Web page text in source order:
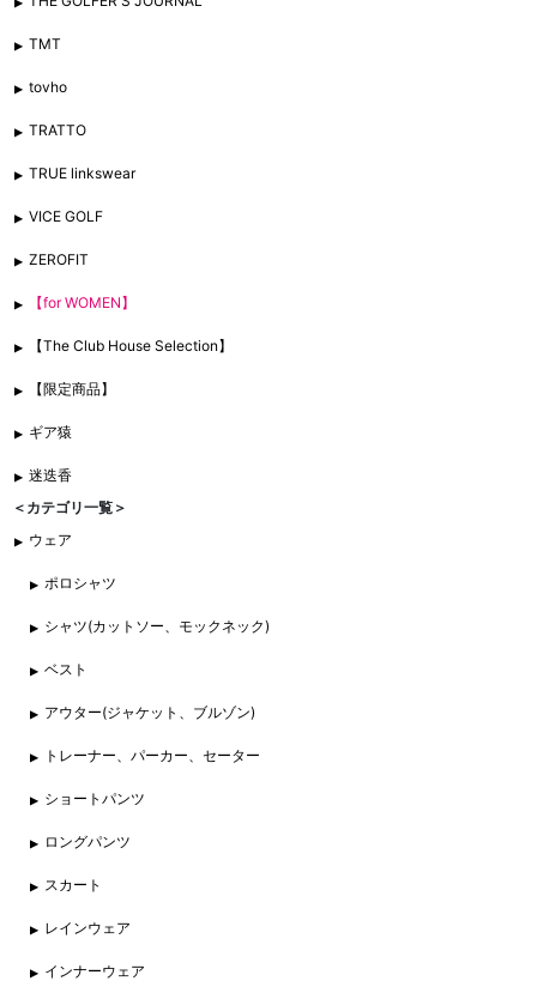
TMT
tovho
TRATTO
TRUE linkswear
VICE GOLF
ZEROFIT
【for WOMEN】
【The Club House Selection】
【限定商品】
ギア猿
迷迭香
＜カテゴリ一覧＞
ウェア
ポロシャツ
シャツ(カットソー、モックネック)
ベスト
アウター(ジャケット、ブルゾン)
トレーナー、パーカー、セーター
ショートパンツ
ロングパンツ
スカート
レインウェア
インナーウェア